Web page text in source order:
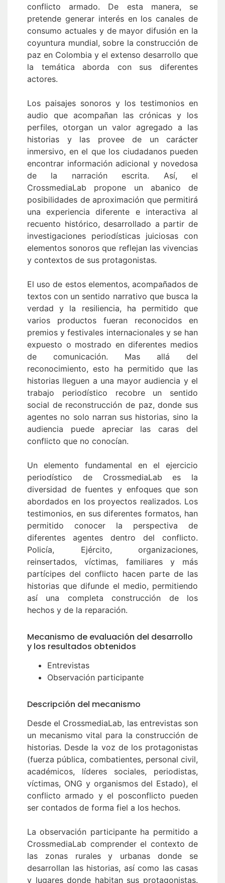
conflicto armado. De esta manera, se
pretende generar interés en los canales de
consumo actuales y de mayor difusión en la
coyuntura mundial, sobre la construcción de
paz en Colombia y el extenso desarrollo que
la temática aborda con sus diferentes
actores.
Los paisajes sonoros y los testimonios en
audio que acompañan las crónicas y los
perfiles, otorgan un valor agregado a las
historias y las provee de un carácter
inmersivo, en el que los ciudadanos pueden
encontrar información adicional y novedosa
de la narración escrita. Así, el
CrossmediaLab propone un abanico de
posibilidades de aproximación que permitirá
una experiencia diferente e interactiva al
recuento histórico, desarrollado a partir de
investigaciones periodísticas juiciosas con
elementos sonoros que reflejan las vivencias
y contextos de sus protagonistas.
El uso de estos elementos, acompañados de
textos con un sentido narrativo que busca la
verdad y la resiliencia, ha permitido que
varios productos fueran reconocidos en
premios y festivales internacionales y se han
expuesto o mostrado en diferentes medios
de comunicación. Mas allá del
reconocimiento, esto ha permitido que las
historias lleguen a una mayor audiencia y el
trabajo periodístico recobre un sentido
social de reconstrucción de paz, donde sus
agentes no solo narran sus historias, sino la
audiencia puede apreciar las caras del
conflicto que no conocían.
Un elemento fundamental en el ejercicio
periodístico de CrossmediaLab es la
diversidad de fuentes y enfoques que son
abordados en los proyectos realizados. Los
testimonios, en sus diferentes formatos, han
permitido conocer la perspectiva de
diferentes agentes dentro del conflicto.
Policía, Ejército, organizaciones,
reinsertados, víctimas, familiares y más
partícipes del conflicto hacen parte de las
historias que difunde el medio, permitiendo
así una completa construcción de los
hechos y de la reparación.
Mecanismo de evaluación del desarrollo
y los resultados obtenidos
Entrevistas
Observación participante
Descripción del mecanismo
Desde el CrossmediaLab, las entrevistas son
un mecanismo vital para la construcción de
historias. Desde la voz de los protagonistas
(fuerza pública, combatientes, personal civil,
académicos, líderes sociales, periodistas,
víctimas, ONG y organismos del Estado), el
conflicto armado y el posconflicto pueden
ser contados de forma fiel a los hechos.
La observación participante ha permitido a
CrossmediaLab comprender el contexto de
las zonas rurales y urbanas donde se
desarrollan las historias, así como las casas
y lugares donde habitan sus protagonistas.